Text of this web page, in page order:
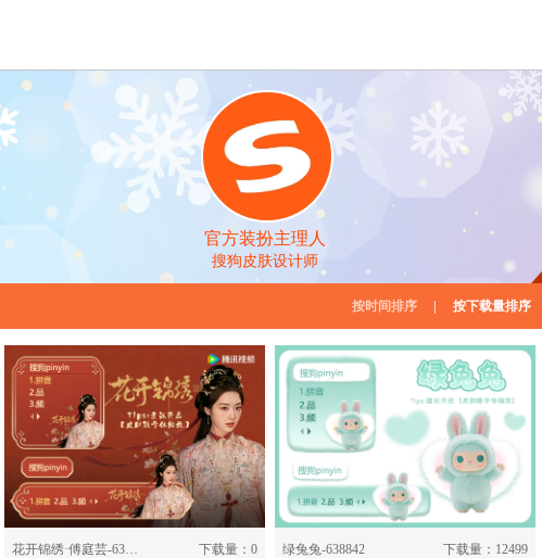
官方装扮主理人
搜狗皮肤设计师
按时间排序 按下载量排序
分享：
花开锦绣·傅庭芸-638862
下载量：0
绿兔兔-638842
下载量：12499